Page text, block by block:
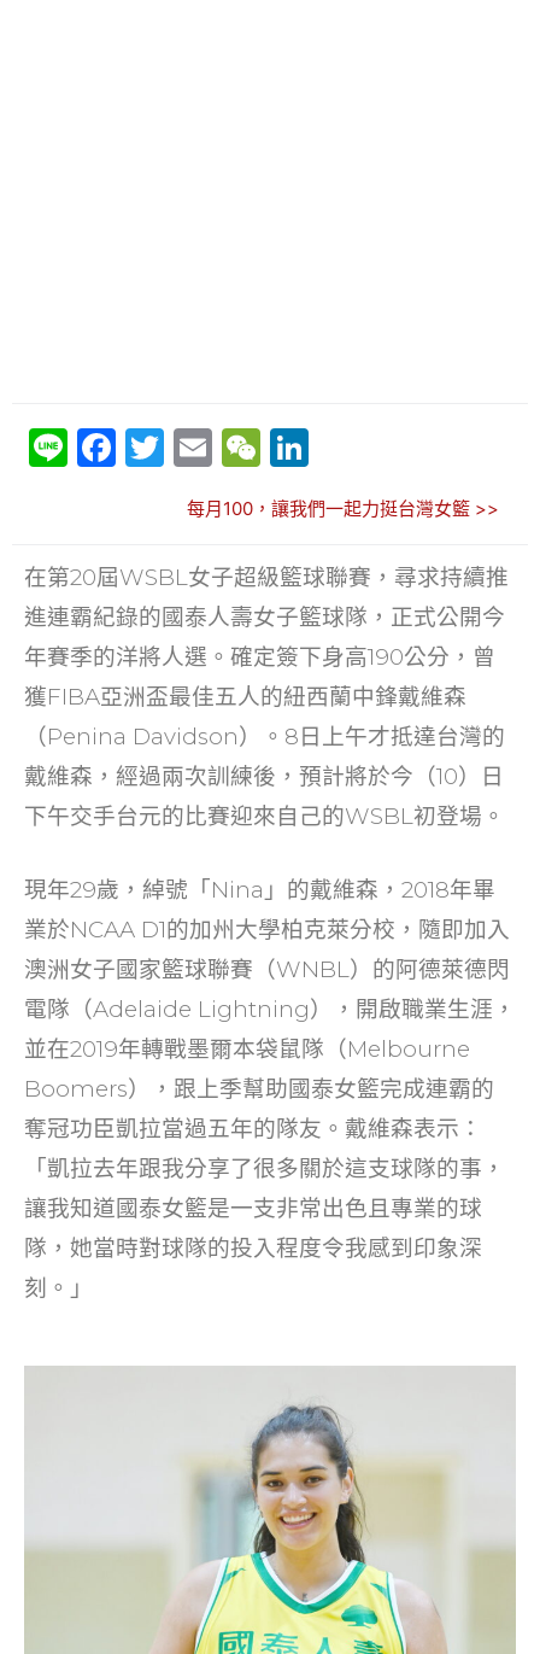
Li F
e
b
o
o
k
T
itt
er
E
ai
l
W
C
h
at
k
e
dI
n
每月100，讓我們一起力挺台灣女籃 >>
在第20屆WSBL女子超級籃球聯賽，尋求持續推
進連霸紀錄的國泰人壽女子籃球隊，正式公開今
年賽季的洋將人選。確定簽下身高190公分，曾
獲FIBA亞洲盃最佳五人的紐西蘭中鋒戴維森
（Penina Davidson）。8日上午才抵達台灣的
戴維森，經過兩次訓練後，預計將於今（10）日
下午交手台元的比賽迎來自己的WSBL初登場。
現年29歲，綽號「Nina」的戴維森，2018年畢
業於NCAA D1的加州大學柏克萊分校，隨即加入
澳洲女子國家籃球聯賽（WNBL）的阿德萊德閃
電隊（Adelaide Lightning），開啟職業生涯，
並在2019年轉戰墨爾本袋鼠隊（Melbourne
Boomers），跟上季幫助國泰女籃完成連霸的
奪冠功臣凱拉當過五年的隊友。戴維森表示：
「凱拉去年跟我分享了很多關於這支球隊的事，
讓我知道國泰女籃是一支非常出色且專業的球
隊，她當時對球隊的投入程度令我感到印象深
刻。」